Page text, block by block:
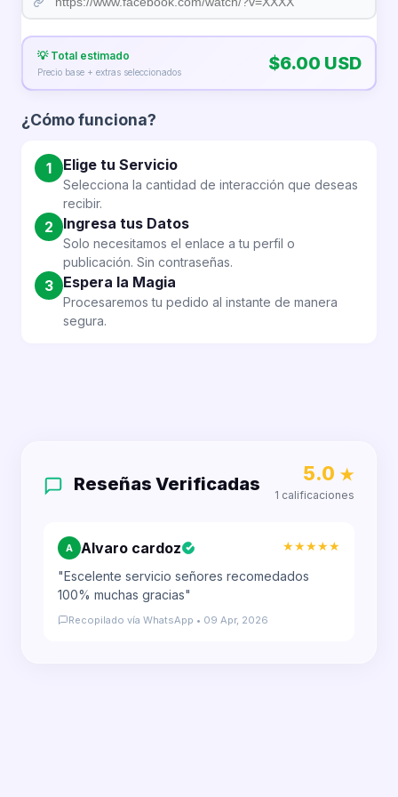
puedes mejorar tu presencia sin afectar la autenticidad de
tu perfil.
✨ Lo que obtienes con DONJC.COM
🔹 Mayor presencia y reconocimiento
🔹 Incremento de confianza en tu página
🔹 Ventaja frente a la competencia
🔹 Crecimiento visible en poco tiempo
Colombianos (100)
USD
Seguidores Facebook
Colombianos (200)
$54.00
Colombianos (300)
Colombianos (500)
Seguidores Facebook
Colombianos (1,000)
USD
💡 Total estimado
Precio base + extras seleccionados $6.00 USD
¿Cómo funciona?
1 Elige tu Servicio
Selecciona la cantidad de interacción que deseas
recibir.
2 Ingresa tus Datos
Solo necesitamos el enlace a tu perfil o
publicación. Sin contraseñas.
3 Espera la Magia
Procesaremos tu pedido al instante de manera
segura.
Reseñas Verificadas 5.0 ★
1 calificaciones
A Alvaro cardoz
★★★★★
"Escelente servicio señores recomedados
100% muchas gracias"
Recopilado vía WhatsApp • 09 Apr, 2026